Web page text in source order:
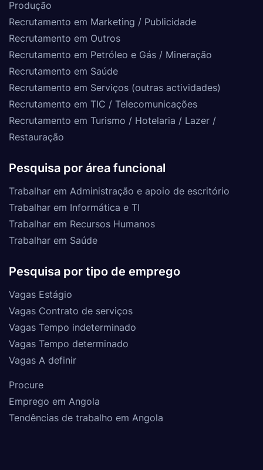
Produção
Recrutamento em Marketing / Publicidade
Recrutamento em Outros
Recrutamento em Petróleo e Gás / Mineração
Recrutamento em Saúde
Recrutamento em Serviços (outras actividades)
Recrutamento em TIC / Telecomunicações
Recrutamento em Turismo / Hotelaria / Lazer /
Restauração
Pesquisa por área funcional
Trabalhar em Administração e apoio de escritório
Trabalhar em Informática e TI
Trabalhar em Recursos Humanos
Trabalhar em Saúde
Pesquisa por tipo de emprego
Vagas Estágio
Vagas Contrato de serviços
Vagas Tempo indeterminado
Vagas Tempo determinado
Vagas A definir
Procure
Emprego em Angola
Tendências de trabalho em Angola